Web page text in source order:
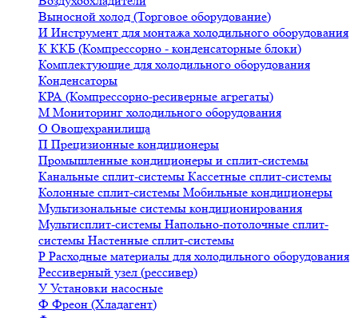
Выносной холод (Торговое оборудование)
И Инструмент для монтажа холодильного оборудования
К ККБ (Компрессорно - конденсаторные блоки)
Комплектующие для холодильного оборудования
Конденсаторы
КРА (Компрессорно-ресиверные агрегаты)
М Мониторинг холодильного оборудования
О Овощехранилища
П Прецизионные кондиционеры
Промышленные кондиционеры и сплит-системы
Канальные сплит-системы Кассетные сплит-системы
Колонные сплит-системы Мобильные кондиционеры
Мультизональные системы кондиционирования
Мультисплит-системы Напольно-потолочные сплит-
системы Настенные сплит-системы
Р Расходные материалы для холодильного оборудования
Рессиверный узел (рессивер)
У Установки насосные
Ф Фреон (Хладагент)